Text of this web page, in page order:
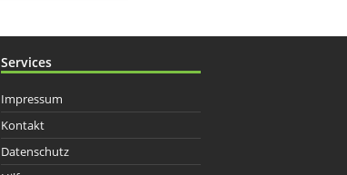
Services
Impressum
Kontakt
Datenschutz